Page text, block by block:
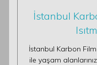
İstanbul
İstanbul Karbon
ile yaşam